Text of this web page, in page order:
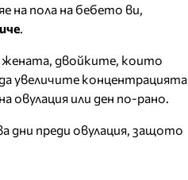
на пола на бебето ви,
жената, двойките, които
увеличите концентрацията
или ден по-рано.
преди овулация, защото